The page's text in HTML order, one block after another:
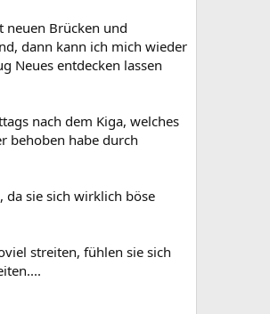
neuen Brücken und
dann kann ich mich wieder
Neues entdecken lassen
nach dem Kiga, welches
behoben habe durch
da sie sich wirklich böse
streiten, fühlen sie sich